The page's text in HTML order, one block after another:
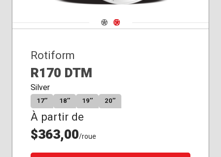
Navigate 1
Navigate 2
Rotiform
R170 DTM
Silver
17″ 18″ 19″ 20″
À partir de
$363,00/roue